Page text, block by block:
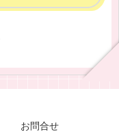
お問合せ